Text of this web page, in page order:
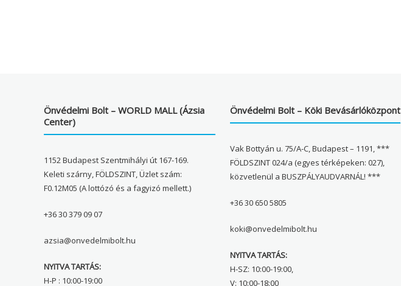
Önvédelmi Bolt – WORLD MALL (Ázsia
Center)
1152 Budapest Szentmihályi út 167-169.
Keleti szárny, FÖLDSZINT, Üzlet szám:
F0.12M05 (A lottózó és a fagyizó mellett.)
+36 30 379 09 07
azsia@onvedelmibolt.hu
NYITVA TARTÁS:
H-P : 10:00-19:00
Önvédelmi Bolt – Köki Bevásárlóközpont
Vak Bottyán u. 75/A-C, Budapest – 1191, ***
FÖLDSZINT 024/a (egyes térképeken: 027),
közvetlenül a BUSZPÁLYAUDVARNÁL! ***
+36 30 650 5805
koki@onvedelmibolt.hu
NYITVA TARTÁS:
H-SZ: 10:00-19:00,
V: 10:00-18:00